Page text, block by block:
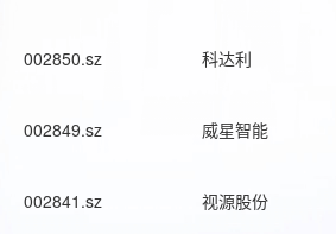
002850.sz 科达利
002849.sz 威星智能
002841.sz 视源股份